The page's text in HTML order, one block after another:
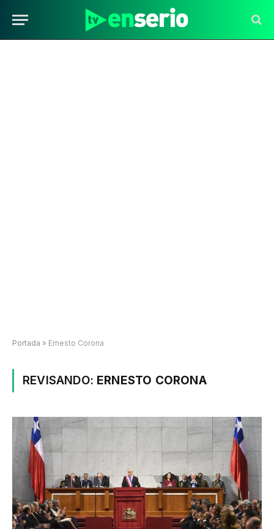
Portada » Ernesto Corona
REVISANDO: ERNESTO CORONA